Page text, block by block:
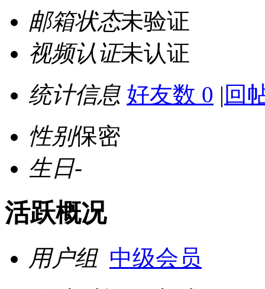
邮箱状态未验证
视频认证未认证
统计信息 好友数 0 | 回
性别保密
生日-
活跃概况
用户组 中级会员